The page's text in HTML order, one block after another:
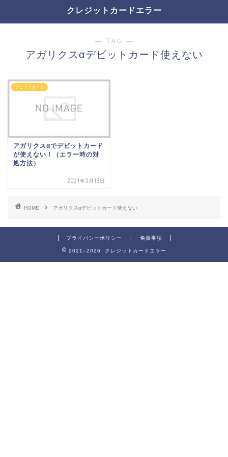
クレジットカードエラー
― TAG ―
アガリクスαデビットカード使えない
デビットカード
アガリクスαでデビットカード
が使えない！（エラー時の対
処方法）
2021年3月13日
HOME アガリクスαデビットカード使えない
プライバシーポリシー 免責事項
2021–2026 クレジットカードエラー